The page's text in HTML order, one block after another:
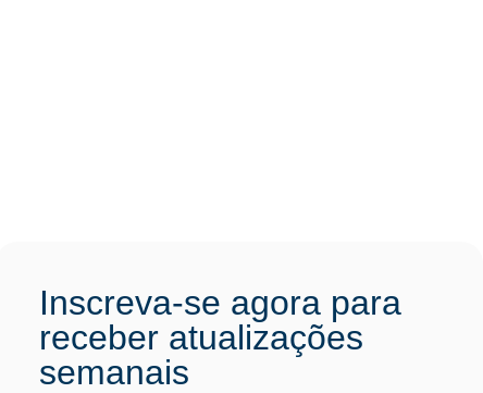
Inscreva-se agora para
receber atualizações
semanais